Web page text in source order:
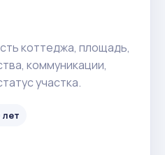
коттеджа, площадь,
коммуникации,
участка.
лет